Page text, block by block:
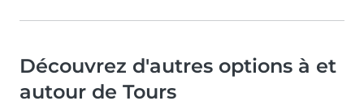
Découvrez d'autres options à et
autour de Tours